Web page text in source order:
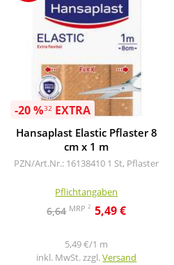
-20 %32EXTRA
Hansaplast Elastic Pflaster 8
cm x 1 m
PZN/Art.Nr.: 16138410 1 St, Pflaster
Pflichtangaben
6,64 MRP2 5,49 €
5,49 €/1 m
inkl. MwSt. zzgl.Versand